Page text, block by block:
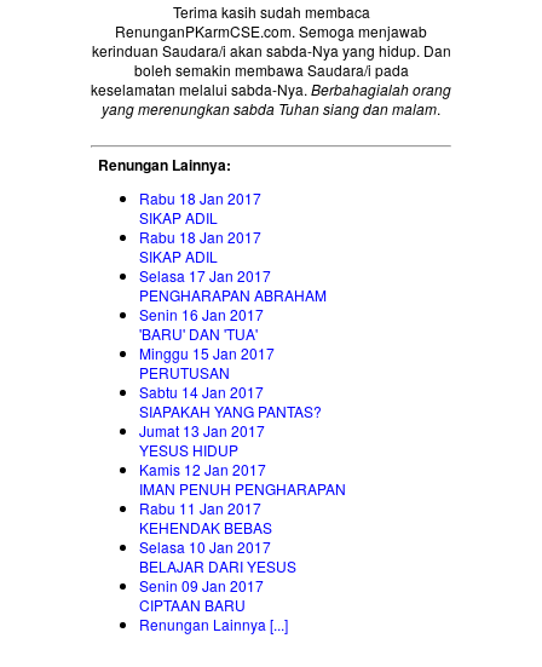
Terima kasih sudah membaca
RenunganPKarmCSE.com. Semoga menjawab
kerinduan Saudara/i akan sabda-Nya yang hidup. Dan
boleh semakin membawa Saudara/i pada
keselamatan melalui sabda-Nya. Berbahagialah orang
yang merenungkan sabda Tuhan siang dan malam.
Renungan Lainnya:
Rabu 18 Jan 2017
SIKAP ADIL
Rabu 18 Jan 2017
SIKAP ADIL
Selasa 17 Jan 2017
PENGHARAPAN ABRAHAM
Senin 16 Jan 2017
'BARU' DAN 'TUA'
Minggu 15 Jan 2017
PERUTUSAN
Sabtu 14 Jan 2017
SIAPAKAH YANG PANTAS?
Jumat 13 Jan 2017
YESUS HIDUP
Kamis 12 Jan 2017
IMAN PENUH PENGHARAPAN
Rabu 11 Jan 2017
KEHENDAK BEBAS
Selasa 10 Jan 2017
BELAJAR DARI YESUS
Senin 09 Jan 2017
CIPTAAN BARU
Renungan Lainnya [...]